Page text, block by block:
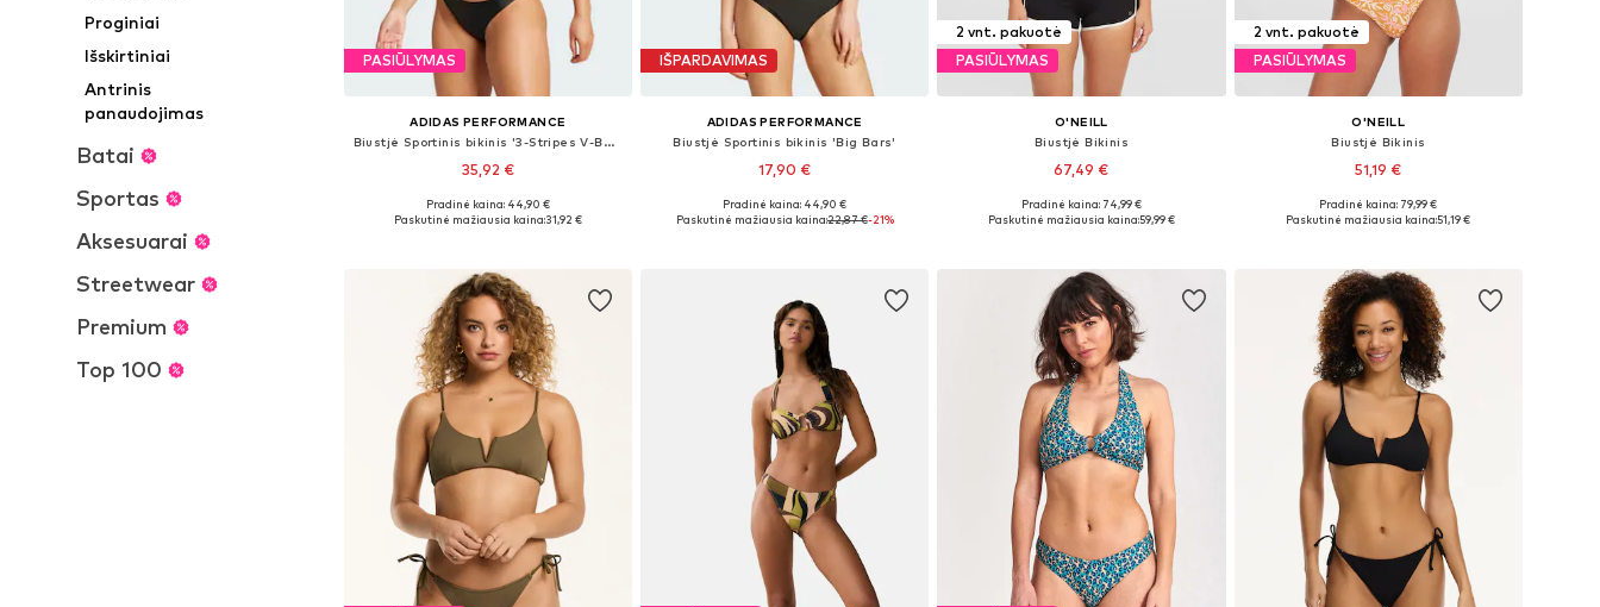
Proginiai
Išskirtiniai
Antrinis
panaudojimas
Batai
Sportas
Aksesuarai
Streetwear
Premium
Top 100
PASIŪLYMAS
ADIDAS PERFORMANCE
Biustjė Sportinis bikinis '3-Stripes V-Back'
35,92 €
Galimi dydžiai: XS, XS, S, S, L
Pradinė kaina: 44,90 €
Paskutinė mažiausia kaina:31,92 €
IŠPARDAVIMAS
ADIDAS PERFORMANCE
Biustjė Sportinis bikinis 'Big Bars'
17,90 €
Galimi dydžiai: S, M, M
Pradinė kaina: 44,90 €
Paskutinė mažiausia kaina:22,87 €-21%
2 vnt. pakuotė
PASIŪLYMAS
O'NEILL
Biustjė Bikinis
67,49 €
Galimi dydžiai: S, M
Pradinė kaina: 74,99 €
Paskutinė mažiausia kaina:59,99 €
2 vnt. pakuotė
PASIŪLYMAS
O'NEILL
Biustjė Bikinis
51,19 €
Galimi dydžiai: XS-S, S-M, M
Pradinė kaina: 79,99 €
Paskutinė mažiausia kaina:51,19 €